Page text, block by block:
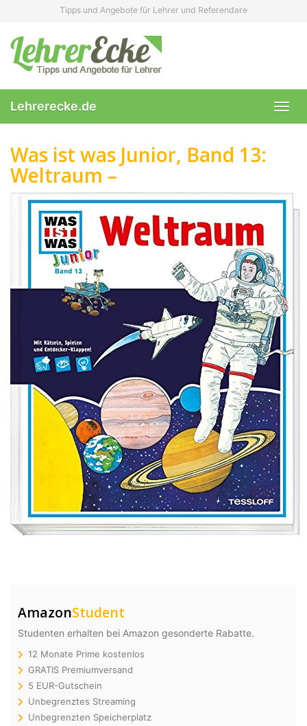
content
Tipps und Angebote für Lehrer und Referendare
Lehrerecke.de
Was ist was Junior, Band 13:
Weltraum –
AmazonStudent
Studenten erhalten bei Amazon gesonderte Rabatte.
12 Monate Prime kostenlos
GRATIS Premiumversand
5 EUR-Gutschein
Unbegrenztes Streaming
Unbegrenzten Speicherplatz